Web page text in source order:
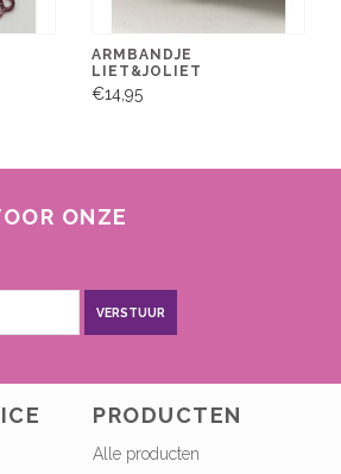
ARMBANDJE
LIET&JOLIET
€14,95
ONZE
VERSTUUR
PRODUCTEN
Alle producten